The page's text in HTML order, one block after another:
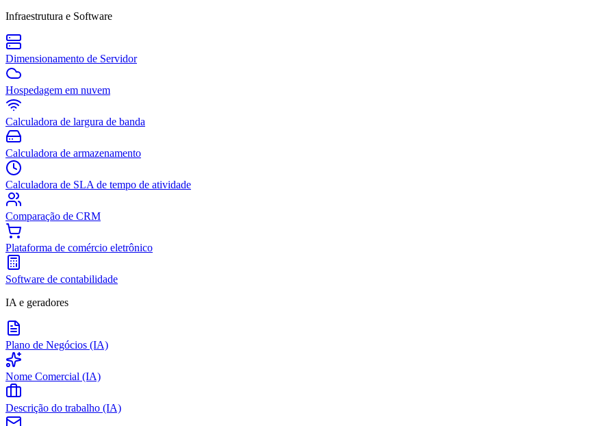
Infraestrutura e Software
Dimensionamento de Servidor
Hospedagem em nuvem
Calculadora de largura de banda
Calculadora de armazenamento
Calculadora de SLA de tempo de atividade
Comparação de CRM
Plataforma de comércio eletrônico
Software de contabilidade
IA e geradores
Plano de Negócios (IA)
Nome Comercial (IA)
Descrição do trabalho (IA)